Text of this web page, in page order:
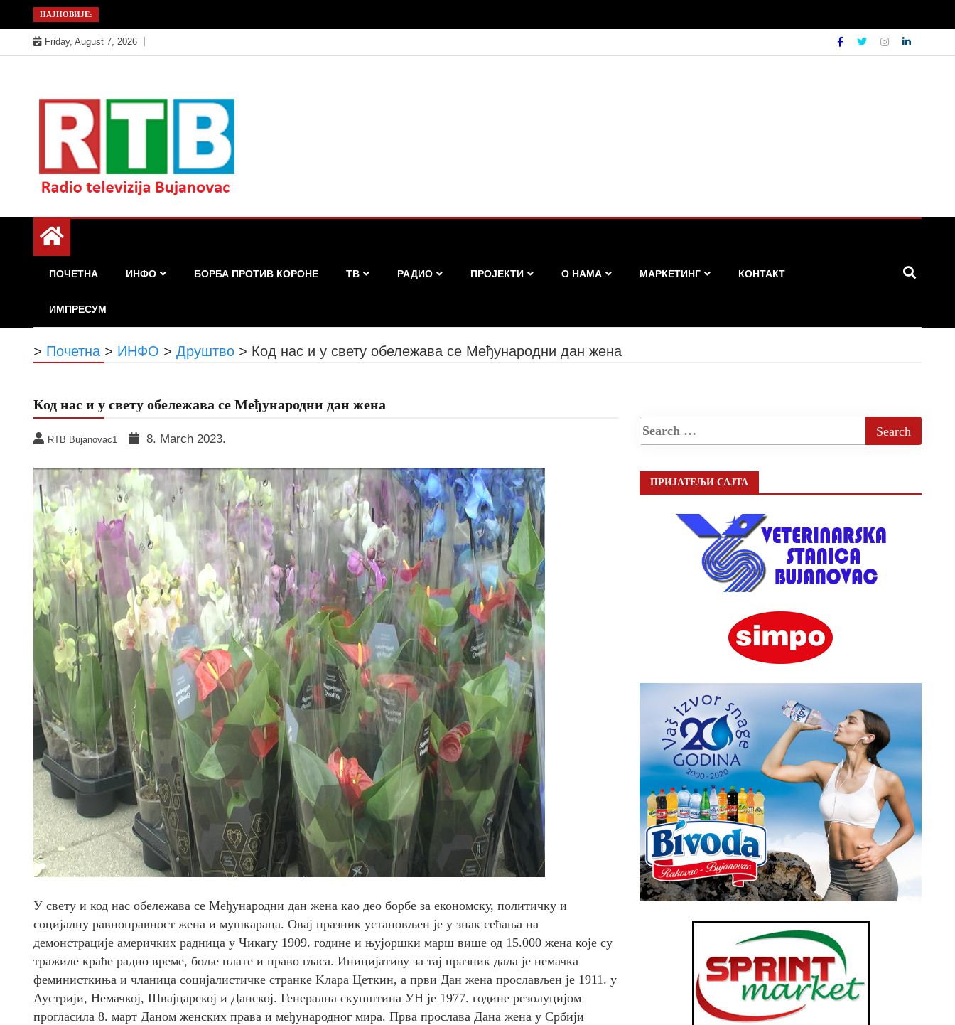
to
content
НАЈНОВИЈЕ:
Friday, August 7, 2026
РТБ Бујановац
ПОЧЕТНА ИНФО БОРБА ПРОТИВ КОРОНЕ ТВ РАДИО ПРОЈЕКТИ О НАМА МАРКЕТИНГ КОНТАКТ
ИМПРЕСУМ
> Почетна > ИНФО > Друштво > Код нас и у свету обележава се Међународни дан жена
Код нас и у свету обележава се Међународни дан жена
RTB Bujanovac1 8. March 2023.
У свету и код нас обележава се Међународни дан жена као део борбе за економску, политичку и
социјалну равноправност жена и мушкараца. Овај празник установљен је у знак сећања на
демонстрације америчких радница у Чикагу 1909. године и њујоршки марш више од 15.000 жена које су
тражиле краће радно време, боље плате и право гласа. Иницијативу за тај празник дала је немачка
феминисткиња и чланица социјалистичке странке Kлара Цеткин, а први Дан жена прослављен је 1911. у
Аустрији, Немачкој, Швајцарској и Данској. Генерална скупштина УН је 1977. године резолуцијом
прогласила 8. март Даном женских права и међународног мира. Прва прослава Дана жена у Србији
ПРИЈАТЕЉИ САЈТА